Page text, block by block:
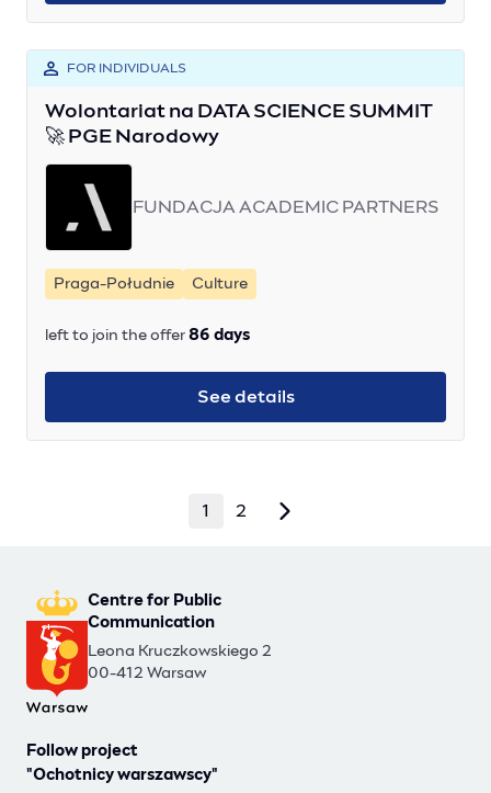
FOR INDIVIDUALS
Wolontariat na DATA SCIENCE SUMMIT
🚀 PGE Narodowy
FUNDACJA ACADEMIC PARTNERS
Praga-Południe Culture
left to join the offer 86 days
See details
1 2
Centre for Public
Communication
Leona Kruczkowskiego 2
00-412 Warsaw
Follow project
"Ochotnicy warszawscy"